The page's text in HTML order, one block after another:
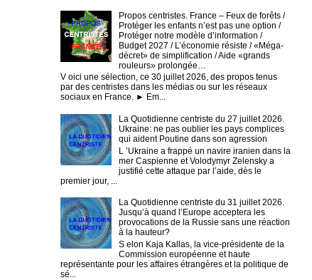
Propos centristes. France – Feux de forêts /
Protéger les enfants n’est pas une option /
Protéger notre modèle d’information /
Budget 2027 / L’économie résiste / «Méga-
décret» de simplification / Aide «grands
rouleurs» prolongée…
V oici une sélection, ce 30 juillet 2026, des propos tenus
par des centristes dans les médias ou sur les réseaux
sociaux en France. ► Em...
La Quotidienne centriste du 27 juillet 2026.
Ukraine: ne pas oublier les pays complices
qui aident Poutine dans son agression
L ’Ukraine a frappé un navire iranien dans la
mer Caspienne et Volodymyr Zelensky a
justifié cette attaque par l’aide, dès le
premier jour, ...
La Quotidienne centriste du 31 juillet 2026.
Jusqu’à quand l’Europe acceptera les
provocations de la Russie sans une réaction
à la hauteur?
S elon Kaja Kallas, la vice-présidente de la
Commission européenne et haute
représentante pour les affaires étrangères et la politique de
sé...